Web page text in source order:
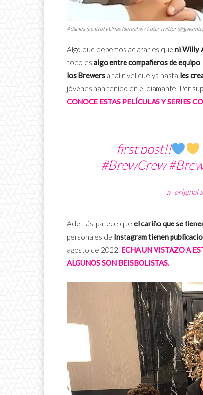
Adames (centro) y Urías (derecha) / Foto: Twitter
Algo que debemos aclarar es que ni Willy
todo es algo entre compañeros de equipo
los Brewers a tal nivel que ya hasta les
jóvenes han tenido en el diamante. Por
CONOCE ESTAS PELÍCULAS Y SERIES
first post!!
#BrewCrew
♬ original
Además, parece que el cariño que se
personales de Instagram tienen
agosto de 2022. ECHA UN VISTAZO A
ALGUNOS SON BEISBOLISTAS.